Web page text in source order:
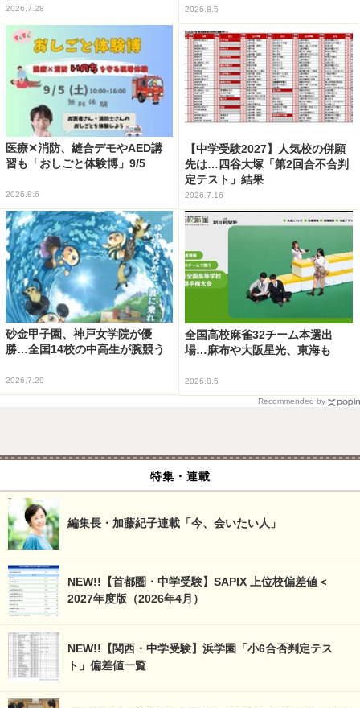
2026.7.28 2026.8.5
医療✕消防、縫合デモやAED講
習も「おしごと体験博」9/5
2026.8.6
【中学受験2027】人気校の併願
先は…四谷大塚「第2回合不合判
定テスト」結果
2026.7.16
砂金甲子園、神戸女学院が優
勝…全国14校の中高生が腕競う
2026.7.29
全国高校麻雀32チーム本選出
場…麻布や大阪星光、東海も
2026.8.5
Recommended by
特集・連載
編集長・加藤紀子連載「今、会いたい人」
NEW!!【首都圏・中学受験】SAPIX 上位校偏差値＜
2027年度版（2026年4月）
NEW!!【関西・中学受験】浜学園「小6合否判定テス
ト」偏差値一覧